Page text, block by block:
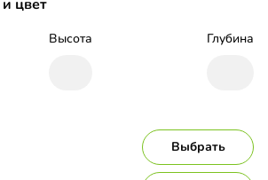
цвет
Высота Глубина
Выбрать